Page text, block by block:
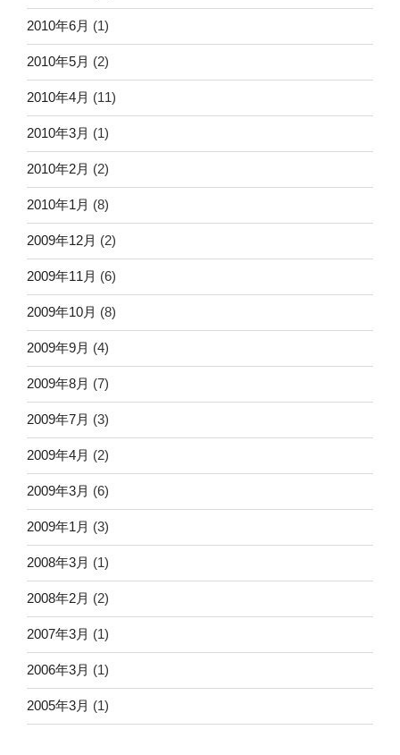
2010年6月 (1)
2010年5月 (2)
2010年4月 (11)
2010年3月 (1)
2010年2月 (2)
2010年1月 (8)
2009年12月 (2)
2009年11月 (6)
2009年10月 (8)
2009年9月 (4)
2009年8月 (7)
2009年7月 (3)
2009年4月 (2)
2009年3月 (6)
2009年1月 (3)
2008年3月 (1)
2008年2月 (2)
2007年3月 (1)
2006年3月 (1)
2005年3月 (1)